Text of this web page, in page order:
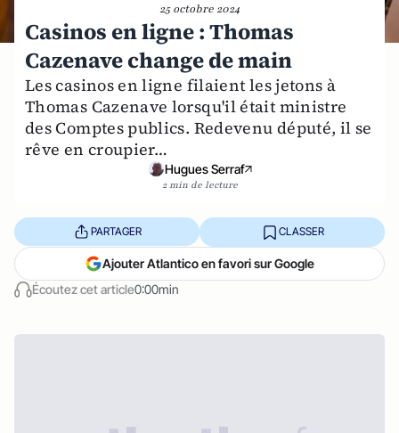
25 octobre 2024
Casinos en ligne : Thomas
Cazenave change de main
Les casinos en ligne filaient les jetons à
Thomas Cazenave lorsqu'il était ministre
des Comptes publics. Redevenu député, il se
rêve en croupier…
Hugues Serraf
2 min de lecture
Écoutez cet article0:00min
PARTAGER CLASSER
Ajouter Atlantico en favori sur Google